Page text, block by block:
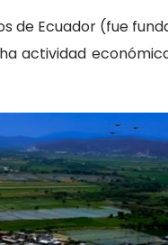
Ecuador (fue
actividad